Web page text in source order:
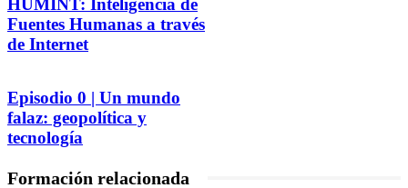
Fuentes Humanas a través
de Internet
Episodio 0 | Un mundo
falaz: geopolítica y
tecnología
Formación relacionada